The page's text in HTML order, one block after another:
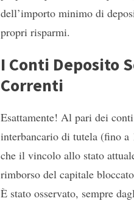
dell’importo minimo di
propri risparmi.
I Conti Deposito
Correnti
Esattamente! Al pari dei
interbancario di tutela (fino
che il vincolo allo stato
rimborso del capitale
È stato osservato, sempre